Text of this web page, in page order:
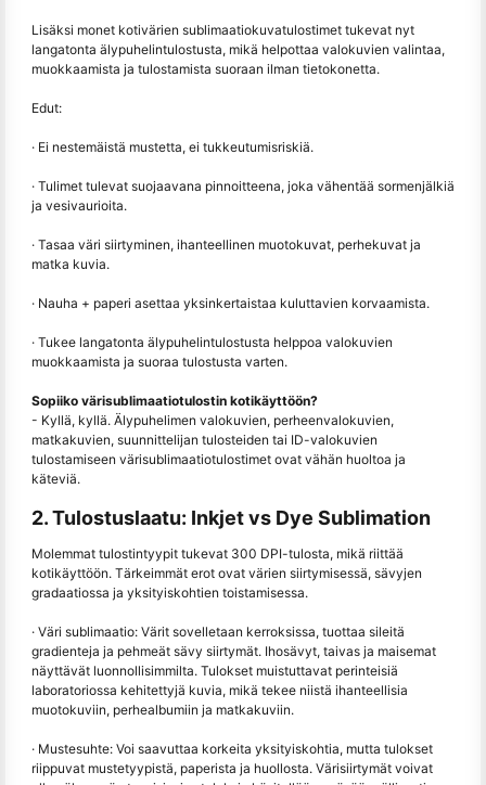
Lisäksi monet kotivärien sublimaatiokuvatulostimet tukevat nyt
langatonta älypuhelintulostusta, mikä helpottaa valokuvien valintaa,
muokkaamista ja tulostamista suoraan ilman tietokonetta.
Edut:
· Ei nestemäistä mustetta, ei tukkeutumisriskiä.
· Tulimet tulevat suojaavana pinnoitteena, joka vähentää sormenjälkiä
ja vesivaurioita.
· Tasaa väri siirtyminen, ihanteellinen muotokuvat, perhekuvat ja
matka kuvia.
· Nauha + paperi asettaa yksinkertaistaa kuluttavien korvaamista.
· Tukee langatonta älypuhelintulostusta helppoa valokuvien
muokkaamista ja suoraa tulostusta varten.
Sopiiko värisublimaatiotulostin kotikäyttöön?
- Kyllä, kyllä. Älypuhelimen valokuvien, perheenvalokuvien,
matkakuvien, suunnittelijan tulosteiden tai ID-valokuvien
tulostamiseen värisublimaatiotulostimet ovat vähän huoltoa ja
käteviä.
2. Tulostuslaatu: Inkjet vs Dye Sublimation
Molemmat tulostintyypit tukevat 300 DPI-tulosta, mikä riittää
kotikäyttöön. Tärkeimmät erot ovat värien siirtymisessä, sävyjen
gradaatiossa ja yksityiskohtien toistamisessa.
· Väri sublimaatio: Värit sovelletaan kerroksissa, tuottaa sileitä
gradienteja ja pehmeät sävy siirtymät. Ihosävyt, taivas ja maisemat
näyttävät luonnollisimmilta. Tulokset muistuttavat perinteisiä
laboratoriossa kehitettyjä kuvia, mikä tekee niistä ihanteellisia
muotokuviin, perhealbumiin ja matkakuviin.
· Mustesuhte: Voi saavuttaa korkeita yksityiskohtia, mutta tulokset
riippuvat mustetyypistä, paperista ja huollosta. Värisiirtymät voivat